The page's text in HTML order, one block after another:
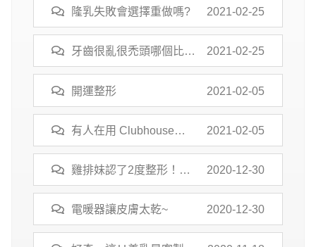
隆乳失敗會選擇重做嗎? 2021-02-25
牙齒很亂很禿頭哪個比較
糟
2021-02-25
開運整形 2021-02-05
有人在用 Clubhouse
嗎？
2021-02-05
雞排妹認了2度整形！和
醫美診所爆出合約糾紛
2020-12-30
電暖器讓皮膚太乾~ 2020-12-30